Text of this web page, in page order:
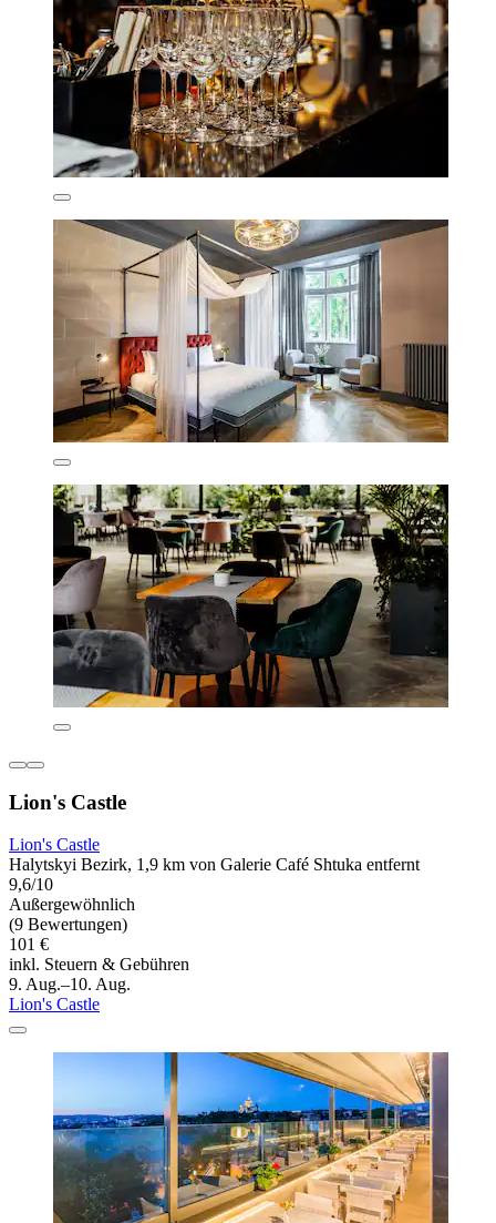
Lion's Castle
Lion's Castle
Halytskyi Bezirk, 1,9 km von Galerie Café Shtuka entfernt
9,6/10
Außergewöhnlich
(9 Bewertungen)
101 €
inkl. Steuern & Gebühren
9. Aug.–10. Aug.
Lion's Castle